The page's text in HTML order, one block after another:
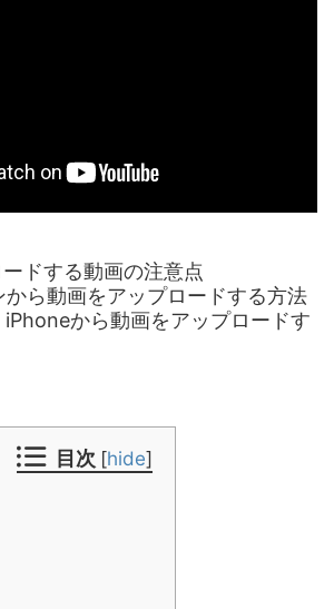
ドする動画の注意点
ら動画をアップロードする方法
iPhoneから動画をアップロードす
目次 [hide]